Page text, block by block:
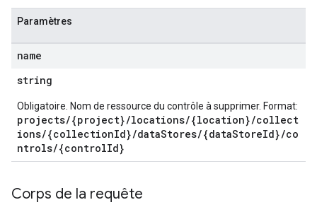
Paramètres
name
string
Obligatoire. Nom de ressource du contrôle à supprimer. Format:
projects/{project}/locations/{location}/collect
ions/{collectionId}/dataStores/{dataStoreId}/co
ntrols/{controlId}
Corps de la requête